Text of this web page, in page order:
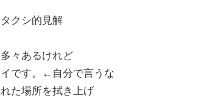
クシ的見解
々あるけれど
です。←自分で言うな
た場所を拭き上げ